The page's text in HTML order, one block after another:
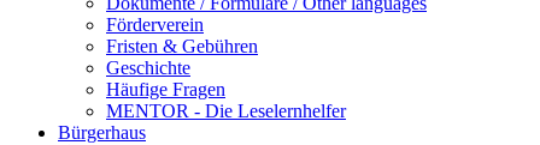
Förderverein
Fristen & Gebühren
Geschichte
Häufige Fragen
MENTOR - Die Leselernhelfer
Bürgerhaus